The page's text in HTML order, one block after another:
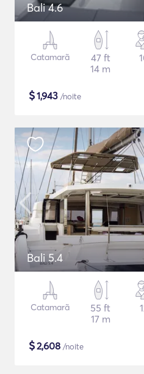
Bali 4.6
Catamarã
47 ft
14 m
$1,943 /noite
Bali 5.4
Catamarã
55 ft
17 m
$2,608 /noite